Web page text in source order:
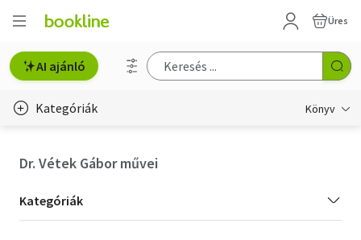
Üres
AI ajánló
Kategóriák Könyv
Dr. Vétek Gábor művei
Kategória
szűrés
Kategóriák